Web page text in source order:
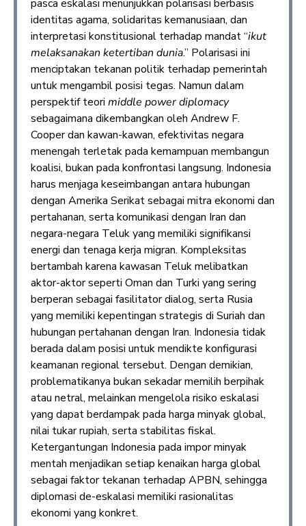
pasca eskalasi menunjukkan polarisasi berbasis
identitas agama, solidaritas kemanusiaan, dan
interpretasi konstitusional terhadap mandat “ikut
melaksanakan ketertiban dunia.” Polarisasi ini
menciptakan tekanan politik terhadap pemerintah
untuk mengambil posisi tegas. Namun dalam
perspektif teori middle power diplomacy
sebagaimana dikembangkan oleh Andrew F.
Cooper dan kawan-kawan, efektivitas negara
menengah terletak pada kemampuan membangun
koalisi, bukan pada konfrontasi langsung. Indonesia
harus menjaga keseimbangan antara hubungan
dengan Amerika Serikat sebagai mitra ekonomi dan
pertahanan, serta komunikasi dengan Iran dan
negara-negara Teluk yang memiliki signifikansi
energi dan tenaga kerja migran. Kompleksitas
bertambah karena kawasan Teluk melibatkan
aktor-aktor seperti Oman dan Turki yang sering
berperan sebagai fasilitator dialog, serta Rusia
yang memiliki kepentingan strategis di Suriah dan
hubungan pertahanan dengan Iran. Indonesia tidak
berada dalam posisi untuk mendikte konfigurasi
keamanan regional tersebut. Dengan demikian,
problematikanya bukan sekadar memilih berpihak
atau netral, melainkan mengelola risiko eskalasi
yang dapat berdampak pada harga minyak global,
nilai tukar rupiah, serta stabilitas fiskal.
Ketergantungan Indonesia pada impor minyak
mentah menjadikan setiap kenaikan harga global
sebagai faktor tekanan terhadap APBN, sehingga
diplomasi de-eskalasi memiliki rasionalitas
ekonomi yang konkret.